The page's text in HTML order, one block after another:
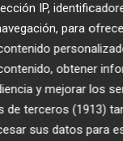
que es un
tenemos que
el técnico.
en ir a
IP,
para
obtener
y mejorar los
de terceros (1913)
sus datos para